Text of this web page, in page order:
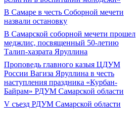
В Самаре в честь Соборной мечети
назвали остановку
В Самарской соборной мечети прошел
меджлис, посвященный 50-летию
Талип-хазрата Яруллина
Проповедь главного казыя ЦДУМ
России Вагиза Яруллина в честь
наступления праздника «Курбан-
Байрам» РДУМ Самарской области
V съезд РДУМ Самарской области